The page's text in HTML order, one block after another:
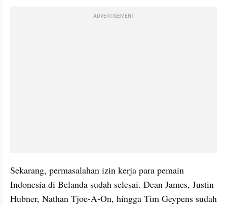
ADVERTISEMENT
Sekarang, permasalahan izin kerja para pemain
Indonesia di Belanda sudah selesai. Dean James, Justin
Hubner, Nathan Tjoe-A-On, hingga Tim Geypens sudah